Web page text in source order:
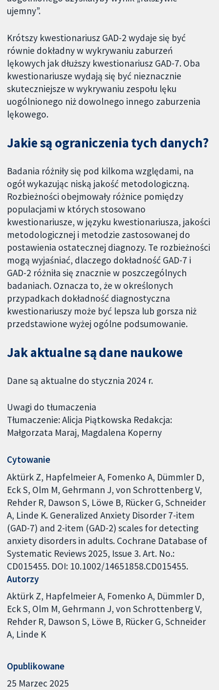
ujemny”.
Krótszy kwestionariusz GAD-2 wydaje się być
równie dokładny w wykrywaniu zaburzeń
lękowych jak dłuższy kwestionariusz GAD-7. Oba
kwestionariusze wydają się być nieznacznie
skuteczniejsze w wykrywaniu zespołu lęku
uogólnionego niż dowolnego innego zaburzenia
lękowego.
Jakie są ograniczenia tych danych?
Badania różniły się pod kilkoma względami, na
ogół wykazując niską jakość metodologiczną.
Rozbieżności obejmowały różnice pomiędzy
populacjami w których stosowano
kwestionariusze, w języku kwestionariusza, jakości
metodologicznej i metodzie zastosowanej do
postawienia ostatecznej diagnozy. Te rozbieżności
mogą wyjaśniać, dlaczego dokładność GAD-7 i
GAD-2 różniła się znacznie w poszczególnych
badaniach. Oznacza to, że w określonych
przypadkach dokładność diagnostyczna
kwestionariuszy może być lepsza lub gorsza niż
przedstawione wyżej ogólne podsumowanie.
Jak aktualne są dane naukowe
Dane są aktualne do stycznia 2024 r.
Uwagi do tłumaczenia
Tłumaczenie: Alicja Piątkowska Redakcja:
Małgorzata Maraj, Magdalena Koperny
Cytowanie
Aktürk Z, Hapfelmeier A, Fomenko A, Dümmler D,
Eck S, Olm M, Gehrmann J, von Schrottenberg V,
Rehder R, Dawson S, Löwe B, Rücker G, Schneider
A, Linde K. Generalized Anxiety Disorder 7-item
(GAD-7) and 2-item (GAD-2) scales for detecting
anxiety disorders in adults. Cochrane Database of
Systematic Reviews 2025, Issue 3. Art. No.:
CD015455. DOI: 10.1002/14651858.CD015455.
Autorzy
Aktürk Z Hapfelmeier A Fomenko A Dümmler D
Eck S Olm M Gehrmann J von Schrottenberg V
Rehder R Dawson S Löwe B Rücker G Schneider
A Linde K
Opublikowane
25 Marzec 2025